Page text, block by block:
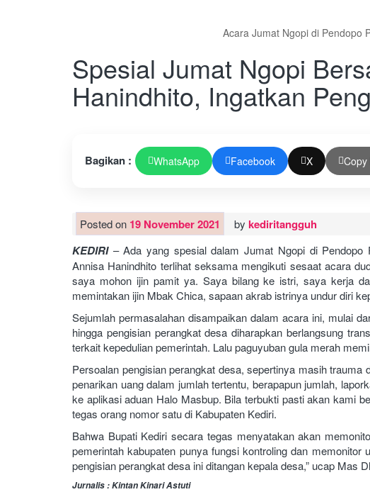
Acara Jumat Ngopi di Pendopo
Spesial Jumat Ngopi
Hanindhito, Ingatkan
Bagikan : WhatsApp Facebook X Copy
Posted on 19 November 2021 by kediritangguh
KEDIRI– Ada yang spesial dalam Jumat Ngopi di Pendopo
Annisa Hanindhito terlihat seksama mengikuti sesaat acara
saya mohon ijin pamit ya. Saya bilang ke istri, saya kerja
memintakan ijin Mbak Chica, sapaan akrab istrinya undur diri
Sejumlah permasalahan disampaikan dalam acara ini, mulai
hingga pengisian perangkat desa diharapkan berlangsung
terkait kepedulian pemerintah. Lalu paguyuban gula merah
Persoalan pengisian perangkat desa, sepertinya masih
penarikan uang dalam jumlah tertentu, berapapun jumlah,
ke aplikasi aduan Halo Masbup. Bila terbukti pasti akan kami
tegas orang nomor satu di Kabupaten Kediri.
Bahwa Bupati Kediri secara tegas menyatakan akan
pemerintah kabupaten punya fungsi kontroling dan
pengisian perangkat desa ini ditangan kepala desa,” ucap Mas
Jurnalis : Kintan Kinari Astuti